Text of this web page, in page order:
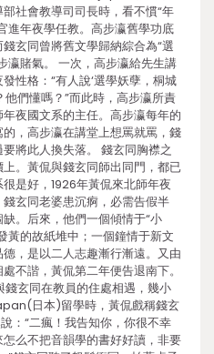
社會教導司司長時，看不慣“年
進年夜學任教。高步瀛舊學功底
玄同曾將舊文學歸納綜合為“選
瀛賭氣。 一次，高步瀛給先生講
性格：“有人說‘選學妖孽，桐城
他們懂嗎？”而此時，高步瀛所責
夜國文系的主任。高步瀛每年的
，高步瀛在講堂上想罵就罵，錢
將此人換失落。 錢玄同胸襟之
。黃侃與錢玄同師出同門，都已
是好，1926年黃侃來北師年夜
玄同老婆患沉痾，必需告假半
。后來，他們一個傾情于“小
黃的故紙堆中；一個鐘情于新文
，是以二人志趣漸行漸遠。又由
不諧，黃侃第二年便告退南下。
玄同在教員的住處相遇，幾小
日本)留學時，黃侃戲稱錢玄
：“二瘋！我告知你，你很不幸
么不把音韻學的書好好讀，非要